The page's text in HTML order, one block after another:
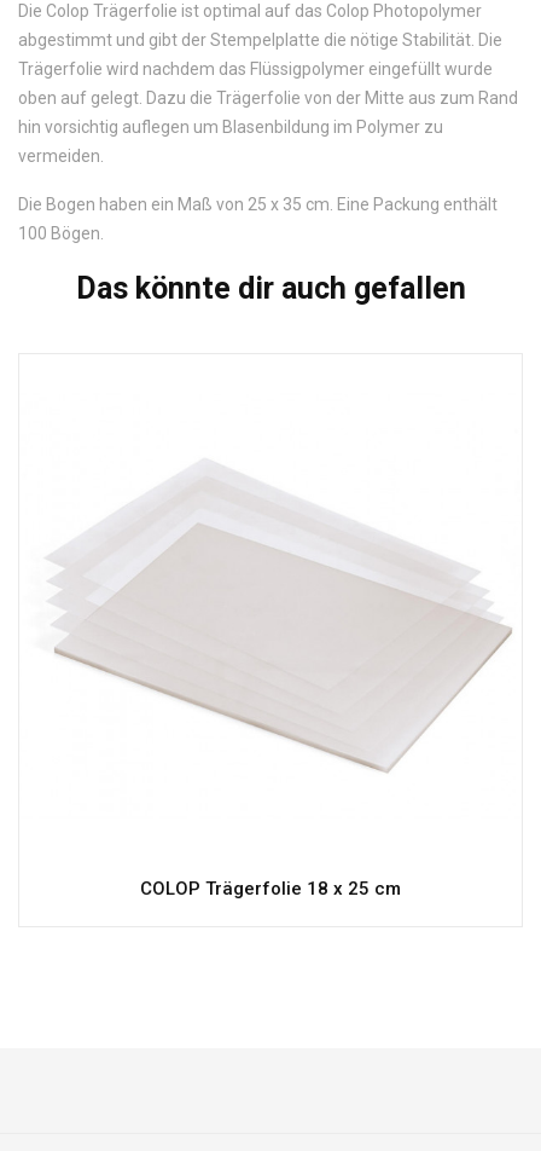
Die Colop Trägerfolie ist optimal auf das Colop Photopolymer
abgestimmt und gibt der Stempelplatte die nötige Stabilität. Die
Trägerfolie wird nachdem das Flüssigpolymer eingefüllt wurde
oben auf gelegt. Dazu die Trägerfolie von der Mitte aus zum Rand
hin vorsichtig auflegen um Blasenbildung im Polymer zu
vermeiden.
Die Bogen haben ein Maß von 25 x 35 cm. Eine Packung enthält
100 Bögen.
Das könnte dir auch gefallen
COLOP Trägerfolie 18 x 25 cm